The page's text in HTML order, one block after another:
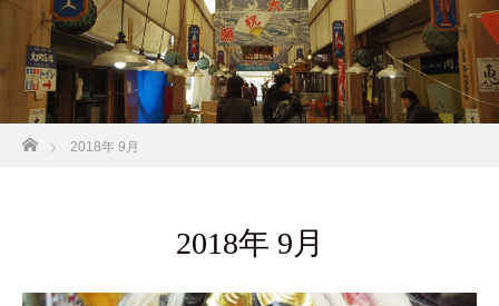
ホーム
2018年 9月
2018年 9月